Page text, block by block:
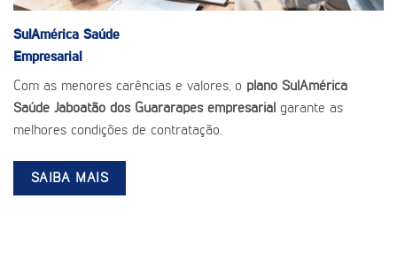
SulAmérica Saúde
Empresarial
Com as menores carências e valores, o plano SulAmérica
Saúde Jaboatão dos Guararapes empresarial garante as
melhores condições de contratação.
SAIBA MAIS